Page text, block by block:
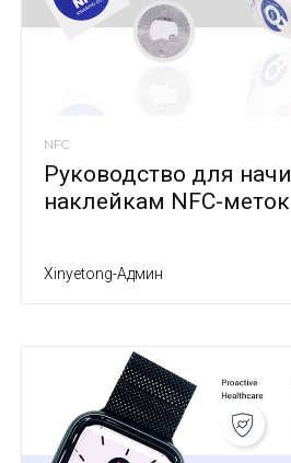
NFC
Руководство для
наклейкам NFC-меток
Xinyetong-Админ